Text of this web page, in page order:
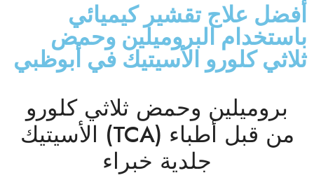
أفضل علاج تقشير كيميائي
باستخدام البروميلين وحمض
ثلاثي كلورو الأسيتيك في أبوظبي
بروميلين وحمض ثلاثي كلورو
الأسيتيك (TCA) من قبل أطباء
جلدية خبراء